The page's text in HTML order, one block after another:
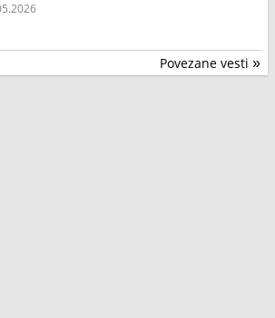
Povezane vesti »